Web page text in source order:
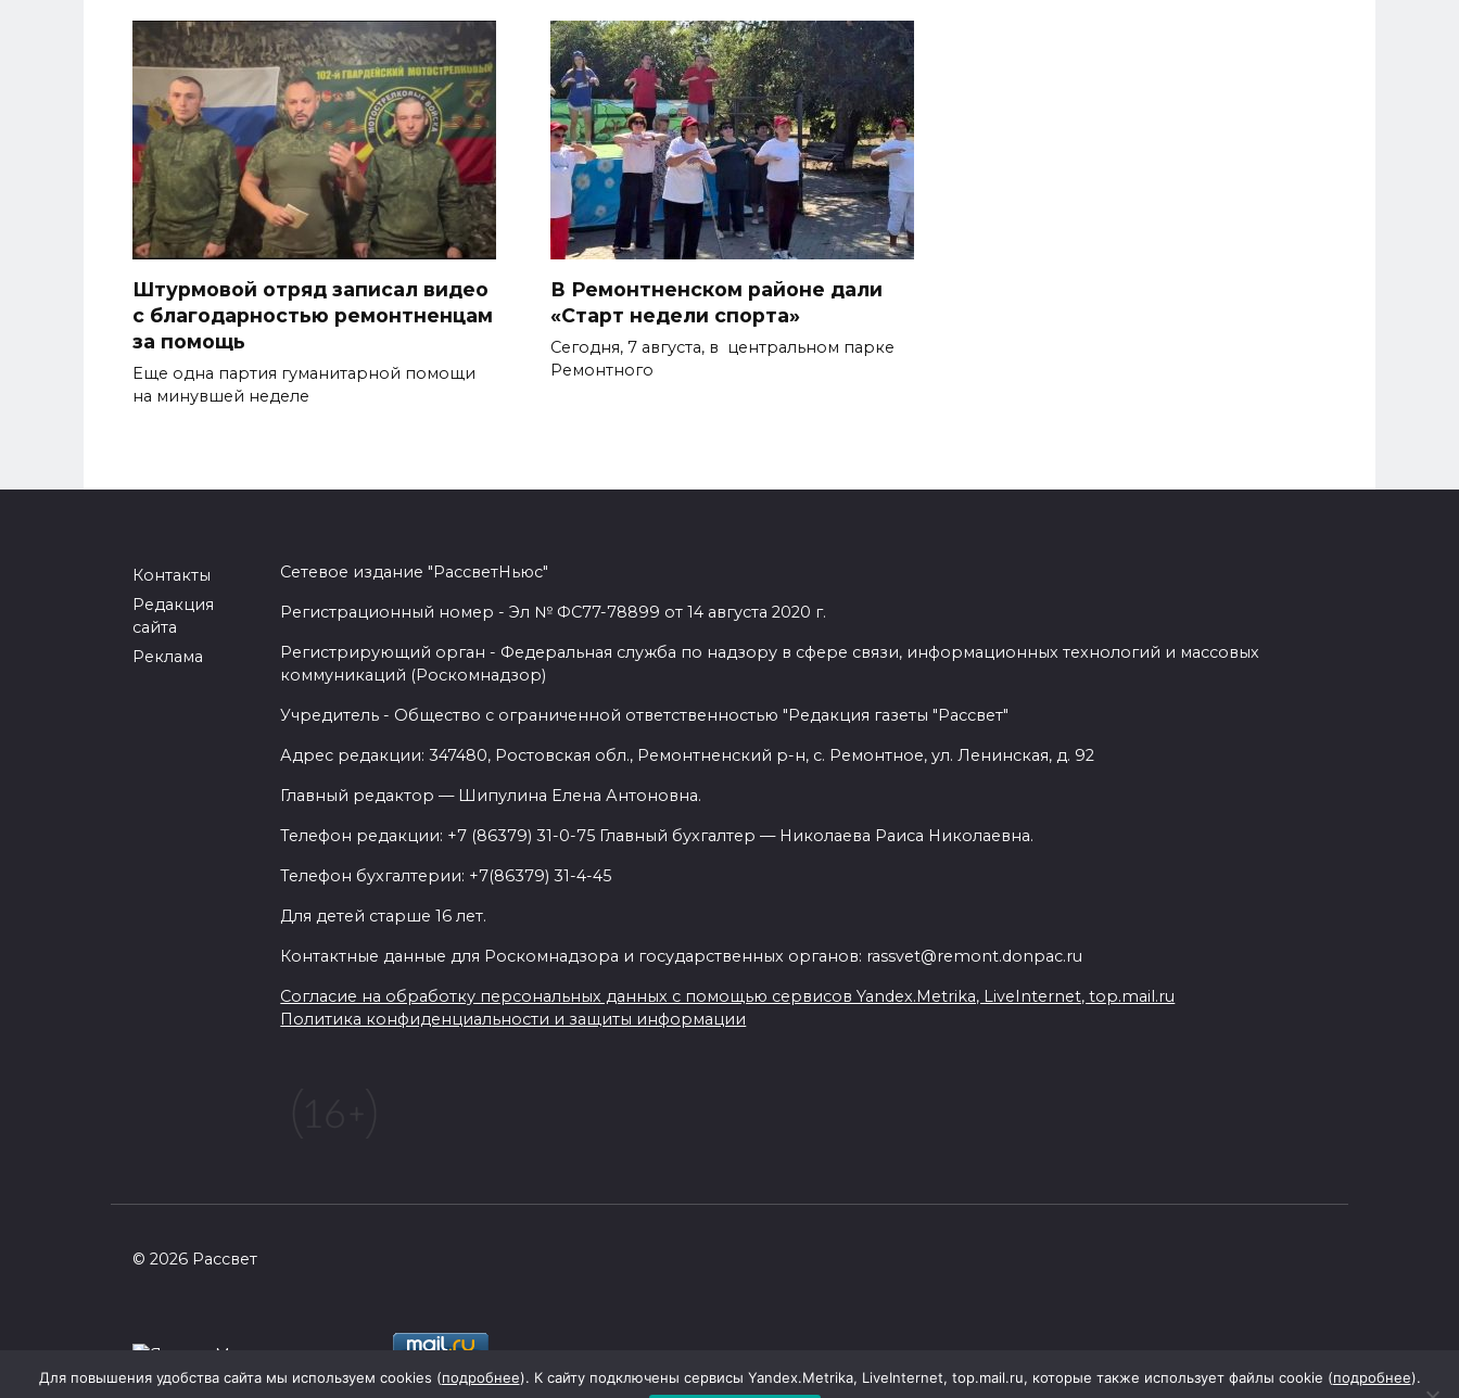
Штурмовой отряд записал видео
с благодарностью ремонтненцам
за помощь
Еще одна партия гуманитарной помощи
на минувшей неделе
В Ремонтненском районе дали
«Старт недели спорта»
Сегодня, 7 августа, в центральном парке
Ремонтного
Контакты
Редакция
сайта
Реклама
Сетевое издание "РассветНьюс"
Регистрационный номер - Эл № ФС77-78899 от 14 августа 2020 г.
Регистрирующий орган - Федеральная служба по надзору в сфере связи, информационных технологий и массовых
коммуникаций (Роскомнадзор)
Учредитель - Общество с ограниченной ответственностью "Редакция газеты "Рассвет"
Адрес редакции: 347480, Ростовская обл., Ремонтненский р-н, с. Ремонтное, ул. Ленинская, д. 92
Главный редактор — Шипулина Елена Антоновна.
Телефон редакции: +7 (86379) 31-0-75 Главный бухгалтер — Николаева Раиса Николаевна.
Телефон бухгалтерии: +7(86379) 31-4-45
Для детей старше 16 лет.
Контактные данные для Роскомнадзора и государственных органов: rassvet@remont.donpac.ru
Согласие на обработку персональных данных с помощью сервисов Yandex.Metrika, LiveInternet, top.mail.ru
Политика конфиденциальности и защиты информации
© 2026 Рассвет
Для повышения удобства сайта мы используем cookies (подробнее). К сайту подключены сервисы Yandex.Metrika, LiveInternet, top.mail.ru, которые также использует файлы cookie (подробнее).